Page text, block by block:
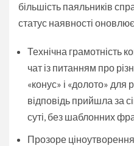
більшість паяльників
статус наявності
Технічна грамотність
чат із питанням про
«конус» і «долото» для
відповідь прийшла за
суті, без шаблонних
Прозоре